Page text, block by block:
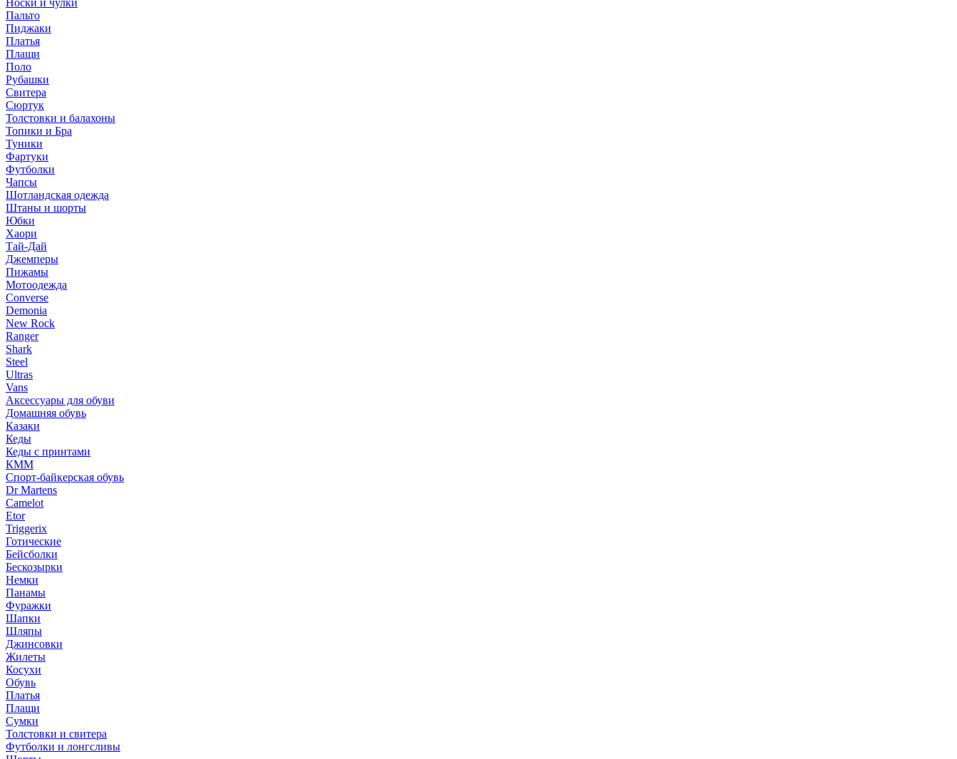
Носки и чулки
Пальто
Пиджаки
Платья
Плащи
Поло
Рубашки
Свитера
Сюртук
Толстовки и балахоны
Топики и Бра
Туники
Фартуки
Футболки
Чапсы
Шотландская одежда
Штаны и шорты
Юбки
Хаори
Тай-Дай
Джемперы
Пижамы
Мотоодежда
Converse
Demonia
New Rock
Ranger
Shark
Steel
Ultras
Vans
Аксессуары для обуви
Домашняя обувь
Казаки
Кеды
Кеды с принтами
КММ
Спорт-байкерская обувь
Dr Martens
Camelot
Etor
Triggerix
Готические
Бейсболки
Бескозырки
Немки
Панамы
Фуражки
Шапки
Шляпы
Джинсовки
Жилеты
Косухи
Обувь
Платья
Плащи
Сумки
Толстовки и свитера
Футболки и лонгсливы